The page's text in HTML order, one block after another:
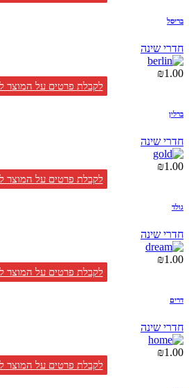
בריסל
חדרי שינה
₪1.00
לקבלת פרטים על המוצר
ברלין
חדרי שינה
₪1.00
לקבלת פרטים על המוצר
גולד
חדרי שינה
₪1.00
לקבלת פרטים על המוצר
דרים
חדרי שינה
₪1.00
לקבלת פרטים על המוצר